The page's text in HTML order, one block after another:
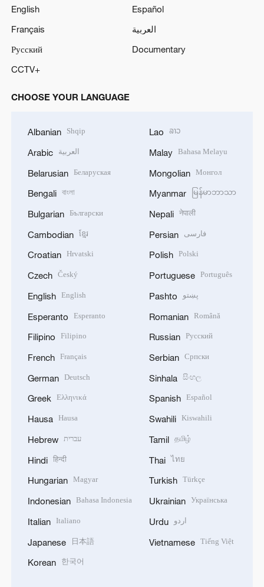
English
Español
Français
العربية
Русский
Documentary
CCTV+
CHOOSE YOUR LANGUAGE
Albanian Shqip
Arabic العربية
Belarusian Беларуская
Bengali বাংলা
Bulgarian Български
Cambodian ខ្មែរ
Croatian Hrvatski
Czech Český
English English
Esperanto Esperanto
Filipino Filipino
French Français
German Deutsch
Greek Ελληνικά
Hausa Hausa
Hebrew עברית
Hindi हिन्दी
Hungarian Magyar
Indonesian Bahasa Indonesia
Italian Italiano
Japanese 日本語
Korean 한국어
Lao ລາວ
Malay Bahasa Melayu
Mongolian Монгол
Myanmar မြန်မာဘာသာ
Nepali नेपाली
Persian فارسی
Polish Polski
Portuguese Português
Pashto پښتو
Romanian Română
Russian Русский
Serbian Српски
Sinhala සිංහල
Spanish Español
Swahili Kiswahili
Tamil தமிழ்
Thai ไทย
Turkish Türkçe
Ukrainian Українська
Urdu اردو
Vietnamese Tiếng Việt